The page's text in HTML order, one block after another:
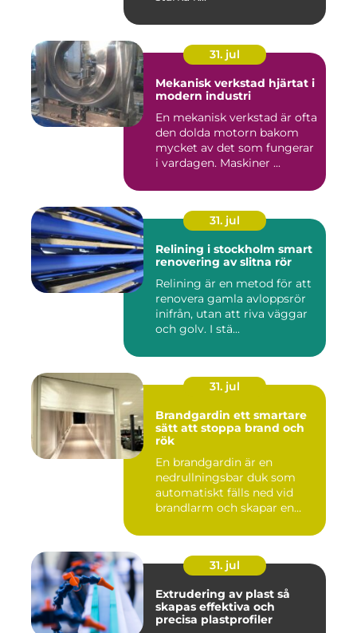
31. jul
Mekanisk verkstad hjärtat i
modern industri
En mekanisk verkstad är ofta
den dolda motorn bakom
mycket av det som fungerar
i vardagen. Maskiner ...
31. jul
Relining i stockholm smart
renovering av slitna rör
Relining är en metod för att
renovera gamla avloppsrör
inifrån, utan att riva väggar
och golv. I stä...
31. jul
Brandgardin ett smartare
sätt att stoppa brand och
rök
En brandgardin är en
nedrullningsbar duk som
automatiskt fälls ned vid
brandlarm och skapar en
31. jul
Extrudering av plast så
skapas effektiva och
precisa plastprofiler